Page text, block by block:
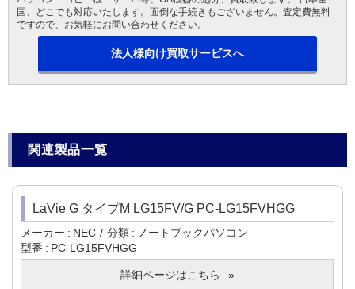
国、どこでも対応いたします。面倒な手続きもございません。査定費無料
ですので、お気軽にお問い合わせください。
法人様向け買取サービスへ
関連製品一覧
LaVie G タイプM LG15FV/G PC-LG15FVHGG
メーカー NEC 分類
ノートブックパソコン
型番
PC-LG15FVHGG
詳細ページはこちら